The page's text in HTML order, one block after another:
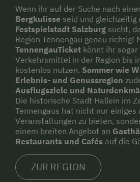
Anfahrt mit dem Flugzeug
Flughafen Salzburg
Wenn ihr auf der Suche nach
Bergkulisse seid und gleichzeitig
Festspielstadt Salzburg sucht,
Region Tennengau genau richtig!
TennengauTicket könnt ihr
Verkehrsmittel in der Region bis
kostenlos nutzen. Sommer wie
Erlebnis- und Genussregion
Ausflugsziele und
Die historische Stadt Hallein im
Tennengaus hat nicht nur einiges
Veranstaltungen zu bieten,
einem breiten Angebot an
Restaurants und Cafés auf die
ZUR REGION